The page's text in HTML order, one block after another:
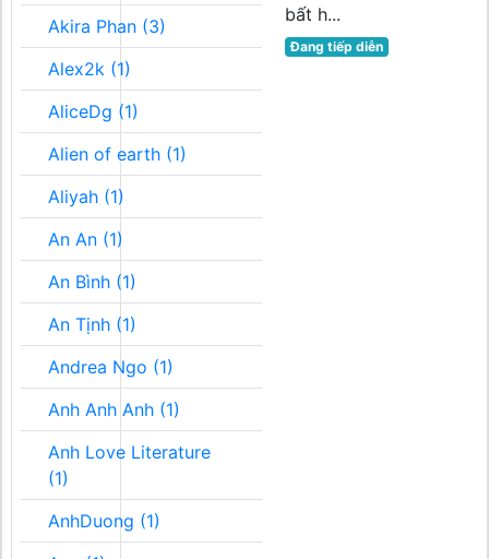
Akira Phan (3)
Alex2k (1)
AliceDg (1)
Alien of earth (1)
Aliyah (1)
An An (1)
An Bình (1)
An Tịnh (1)
Andrea Ngo (1)
Anh Anh Anh (1)
Anh Love Literature
(1)
AnhDuong (1)
bất h...
Đang tiếp diễn